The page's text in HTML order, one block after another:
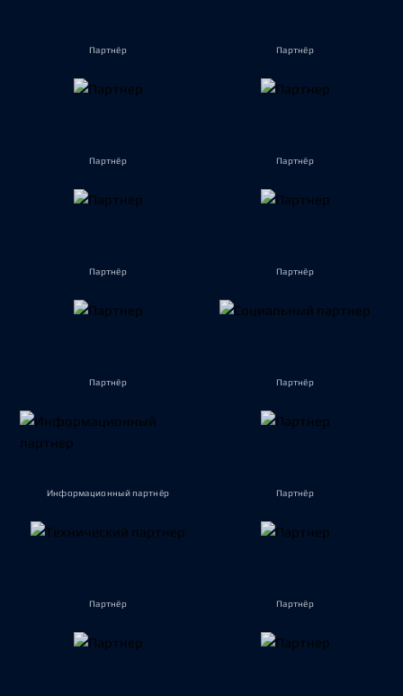
Партнёр Партнёр
Партнёр Партнёр
Партнёр Партнёр
Партнёр Партнёр
Информационный партнёр Партнёр
Партнёр Партнёр